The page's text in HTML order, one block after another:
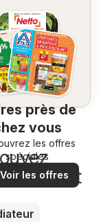
près de
vous
les offres
spéciales
Voir les offres